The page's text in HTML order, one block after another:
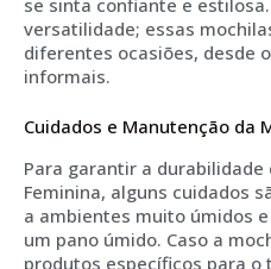
versatilidade; essas
diferentes ocasiões, desde
informais.
Cuidados e Manutenção da
Para garantir a
Feminina, alguns cuidados
a ambientes muito úmidos
um pano úmido. Caso a
produtos específicos para o